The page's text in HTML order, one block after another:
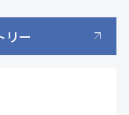
リー arrow_outward